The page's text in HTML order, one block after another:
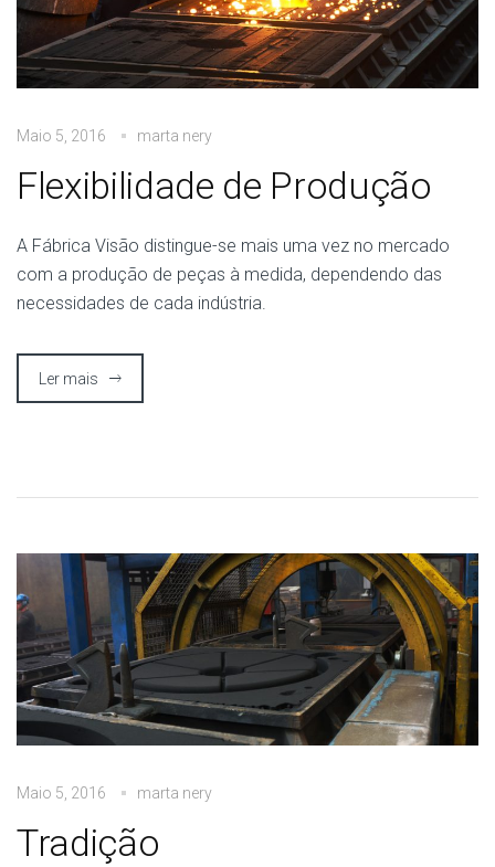
Maio 5, 2016 marta nery
Flexibilidade de Produção
A Fábrica Visão distingue-se mais uma vez no mercado
com a produção de peças à medida, dependendo das
necessidades de cada indústria.
Ler mais
Maio 5, 2016 marta nery
Tradição